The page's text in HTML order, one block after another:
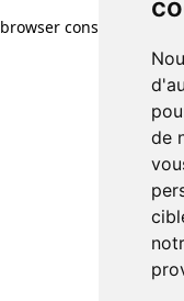
de
browser console for